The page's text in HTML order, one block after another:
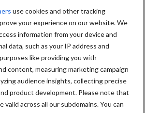
use cookies and other tracking
your experience on our website. We
information from your device and
data, such as your IP address and
like providing you with
content, measuring marketing campaign
audience insights, collecting precise
product development. Please note that
valid across all our subdomains. You can
“Vraag naar praktische
hygieneoplossingen is in
Polen groter dan ooit”